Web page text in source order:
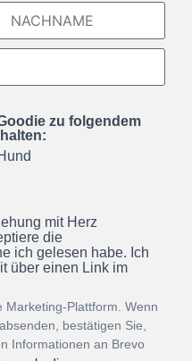
zu folgendem
mit Herz
die
ich gelesen habe. Ich
über einen Link im
Marketing-Plattform. Wenn
bestätigen Sie,
Informationen an Brevo